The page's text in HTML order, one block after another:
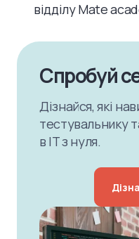
відділу Mate
Спробуй
Дізнайся, які
тестувальнику
в IT з нуля.